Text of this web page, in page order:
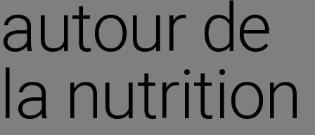
autour de
la nutrition